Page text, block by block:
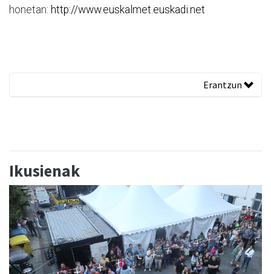
honetan: http://www.euskalmet.euskadi.net
Erantzun
Ikusienak